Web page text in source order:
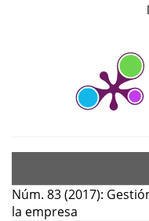
Núm. 83 (2017):
la empresa